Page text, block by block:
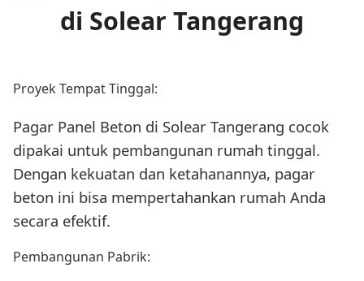
di Solear Tangerang
Proyek Tempat Tinggal:
Pagar Panel Beton di Solear Tangerang cocok
dipakai untuk pembangunan rumah tinggal.
Dengan kekuatan dan ketahanannya, pagar
beton ini bisa mempertahankan rumah Anda
secara efektif.
Pembangunan Pabrik: